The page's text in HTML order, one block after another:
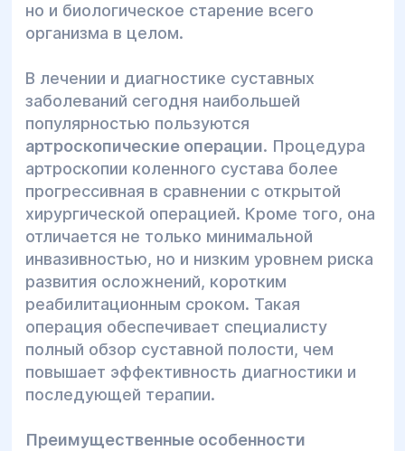
но и биологическое старение всего
организма в целом.
В лечении и диагностике суставных
заболеваний сегодня наибольшей
популярностью пользуются
артроскопические операции. Процедура
артроскопии коленного сустава более
прогрессивная в сравнении с открытой
хирургической операцией. Кроме того, она
отличается не только минимальной
инвазивностью, но и низким уровнем риска
развития осложнений, коротким
реабилитационным сроком. Такая
операция обеспечивает специалисту
полный обзор суставной полости, чем
повышает эффективность диагностики и
последующей терапии.
Преимущественные особенности